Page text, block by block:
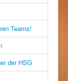
Teams!
der HSG